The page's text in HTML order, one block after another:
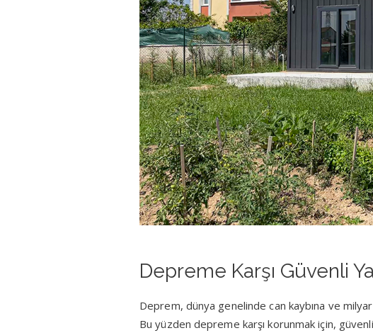
Depreme Karşı Güvenli
Deprem, dünya genelinde can kaybına ve
Bu yüzden depreme karşı korunmak için,